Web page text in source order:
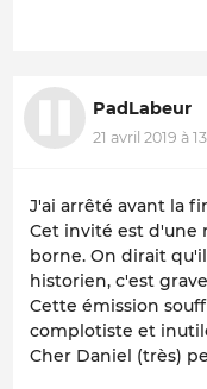
PadLabeur
21 avril 2019 à
J'ai arrêté avant la
Cet invité est d'une
borne. On dirait
historien, c'est
Cette émission
complotiste et
Cher Daniel (très)